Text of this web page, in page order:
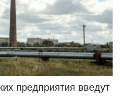
предприятия введут